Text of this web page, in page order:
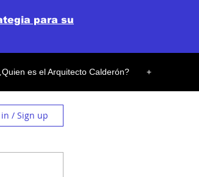
es el Arquitecto Calderón? +
para su
in / Sign up